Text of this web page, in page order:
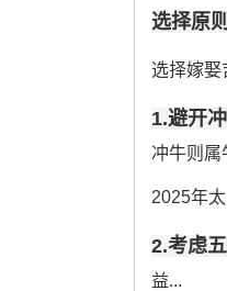
选择原则
选择嫁娶
1.避开
冲牛则属
2025年
2.考虑
益...